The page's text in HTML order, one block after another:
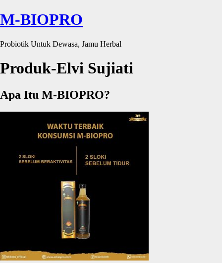
M-BIOPRO
Probiotik Untuk Dewasa, Jamu Herbal
Produk-Elvi Sujiati
Apa Itu M-BIOPRO?